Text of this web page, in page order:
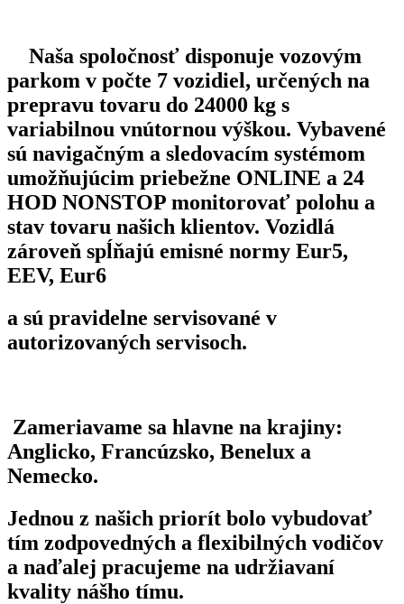
Naša spoločnosť disponuje vozovým
parkom v počte 7 vozidiel, určených na
prepravu tovaru do 24000 kg s
variabilnou vnútornou výškou. Vybavené
sú navigačným a sledovacím systémom
umožňujúcim priebežne ONLINE a 24
HOD NONSTOP monitorovať polohu a
stav tovaru našich klientov. Vozidlá
zároveň spĺňajú emisné normy Eur5,
EEV, Eur6
a sú pravidelne servisované v
autorizovaných servisoch.
Zameriavame sa hlavne na krajiny:
Anglicko, Francúzsko, Benelux a
Nemecko.
Jednou z našich priorít bolo vybudovať
tím zodpovedných a flexibilných vodičov
a naďalej pracujeme na udržiavaní
kvality nášho tímu.